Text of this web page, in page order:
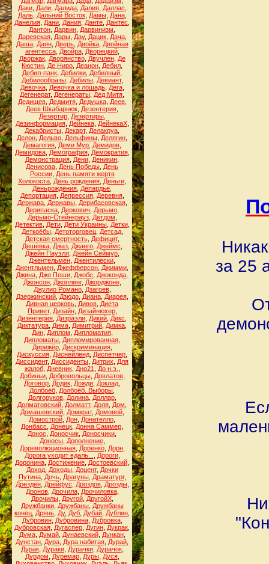
Даки, Дали, Далида, Далия, Даллас
Даль, Дальний Восток, Дамы, Дана,
Данелия Дани Дания Данте Дантес
Дантон Дарвин Дарвинизм
Даревская, Дары, Дау, Дацик, Дача,
Даша, Даян, Дверь, Двойка, Двойная
агентесса, Двойра, Дворецкий,
Дворжак, Дворянство, Двучлен, Де
Кюстин Де Ниро Деанон Дебил
Дебил-панк Дебилки Дебилный
Дебилообразы, Дебилы, Девиант,
Девочка, Девочка и лошадь, Дега,
Дегенерат, Дегенераты Дед Митя
Дедищев, Дедмитя, Дедушка, Деев,
Деев Шкабарнюк Дезентерия
Дезертир, Дезертиры,
Дезинформация, Дейнека, ДейнекаХ,
Декабристы Декарт, Делакруа
Делон Дельво Дельфины Делягин
Демагогия Деми Мур Демидов
Демидова, Демография, Демократия,
Демонстрация Дени Деникин
Денисова День Победы День
России, День памяти жертв
Холокоста День рождения Деньги
Деньрождения Депардье
Депортация, Депрессия, Деревня,
Держава, Державы, Дерибасовская,
Дерипаска Деркович Дерьмо
Дерьмо-Стейнкрауз, Детдом
Детектив, Дети, Дети Украины, Детки,
Деткоёбы, Детоторговец, Детсад,
Детская смертность, Дефицит,
Дешёвка, Джаз, Джанго, Джеймс
Джейн Пауэлл, Джейн Сеймур,
Джентельмен Джентилески
Джентльмен Джефферсон Джимми
Джина Джо Пеши Джобс Джоконда
Джонсон, Джоплинг, Джорджоне,
Джулио Романо, Дзагоев,
Дзержинский, Дзюдо, Диана, Диарея,
Дивная церковь Дивов Диета
Привет, Дизайн, Дизайнюхер,
Дизентерия Дизраэли Дикий Дикс
Диктатура Дима Димитрий Димка
Дин, Диплом Дипломатия,
Дипломаты Дипломированная
Дирижёр, Дискриминация,
Дискуссия Диснейленд Диспетчер
Диссидент, Диссиденты Дитрих
Для
жалоб, Дневник, Дно21 До н.э.
Добиньи, Добровольцы, Довлатов,
Договор Додик Дожди Доклад
Долбоёб Долбоёб. Выборы
Долгоруков, Долина, Доллар,
Долматовский Долматт, Доля Дом
Домашевский, Домкрат, Домовой,
Домострой Дон Донателло
Донбасс
Донецк Донна Саммер
Донос
Доносчик Доносчики
Доносы, Дополнение,
Дореволюционная, Доренко, Дорн,
Дорога уходит вдаль...
Дороги,
Доронина Достижение Достоевский
Доход, Доходы, Доцент, Дочки
Путина, Дочь, Драгуны, Драматург,
Дрезден, Дрейфус Дроздов, Дрозды,
Дронов, Дрочила, Дрочиловка,
Дрочилы, Другой, ДругойХ,
Дружбанки, Дружбаны, Дружбаны
конец Дрянь Ду, Дуб Дубай Дублин
Дубровин, Дубровина, Дубровка,
Дубровская Дугаспер Дугин Дукрак
Дума, Думай, Дунаевский, Дункан,
Дунстан Дура Дура набитая Дурай
Дурак, Дураки, Дурачки, Дурачок,
Дурдом
Дуремар, Дуры, Дуся,
за 25